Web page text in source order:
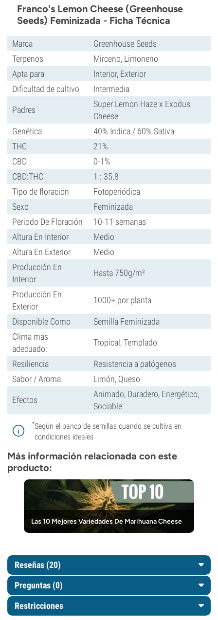
Franco's Lemon Cheese (Greenhouse
Seeds) Feminizada - Ficha Técnica
Marca
Greenhouse Seeds
Terpenos
Mirceno, Limoneno
Apta para
Interior, Exterior
Dificultad de cultivo
Intermedia
Padres
Super Lemon Haze x Exodus
Cheese
Genética
40% Indica / 60% Sativa
THC
21%
CBD
0-1%
CBD:THC
1 : 35.8
Tipo de floración
Fotoperiódica
Sexo
Feminizada
Periodo De Floración
10-11 semanas
Altura En Interior
Medio
Altura En Exterior
Medio
Producción En
Interior
Hasta 750g/m²
Producción En
Exterior
1000+ por planta
Disponible Como
Semilla Feminizada
Clima más
adecuado:
Tropical, Templado
Resiliencia
Resistencia a patógenos
Sabor / Aroma
Limón, Queso
Efectos
Animado, Duradero, Energético,
Sociable
*Según el banco de semillas cuando se cultiva en
condiciones ideales
Más información relacionada con este
producto:
Las 10 Mejores Variedades De Marihuana Cheese
Reseñas (20)
Preguntas (0)
Restricciones